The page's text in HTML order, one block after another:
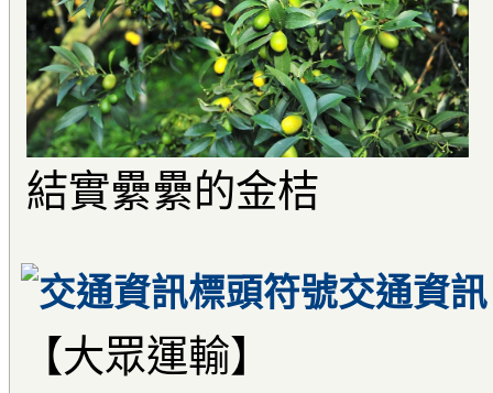
結實纍纍的金桔
交通資訊
【大眾運輸】